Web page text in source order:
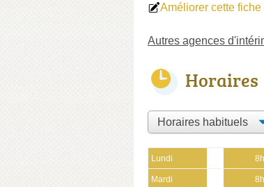
Améliorer cette fiche
Autres agences
Horaires
Lundi
Mardi